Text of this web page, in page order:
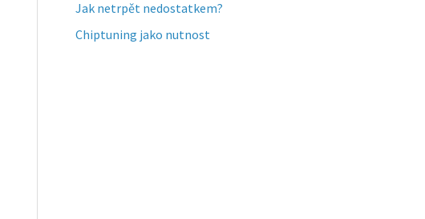
Jak netrpět nedostatkem?
Chiptuning jako nutnost